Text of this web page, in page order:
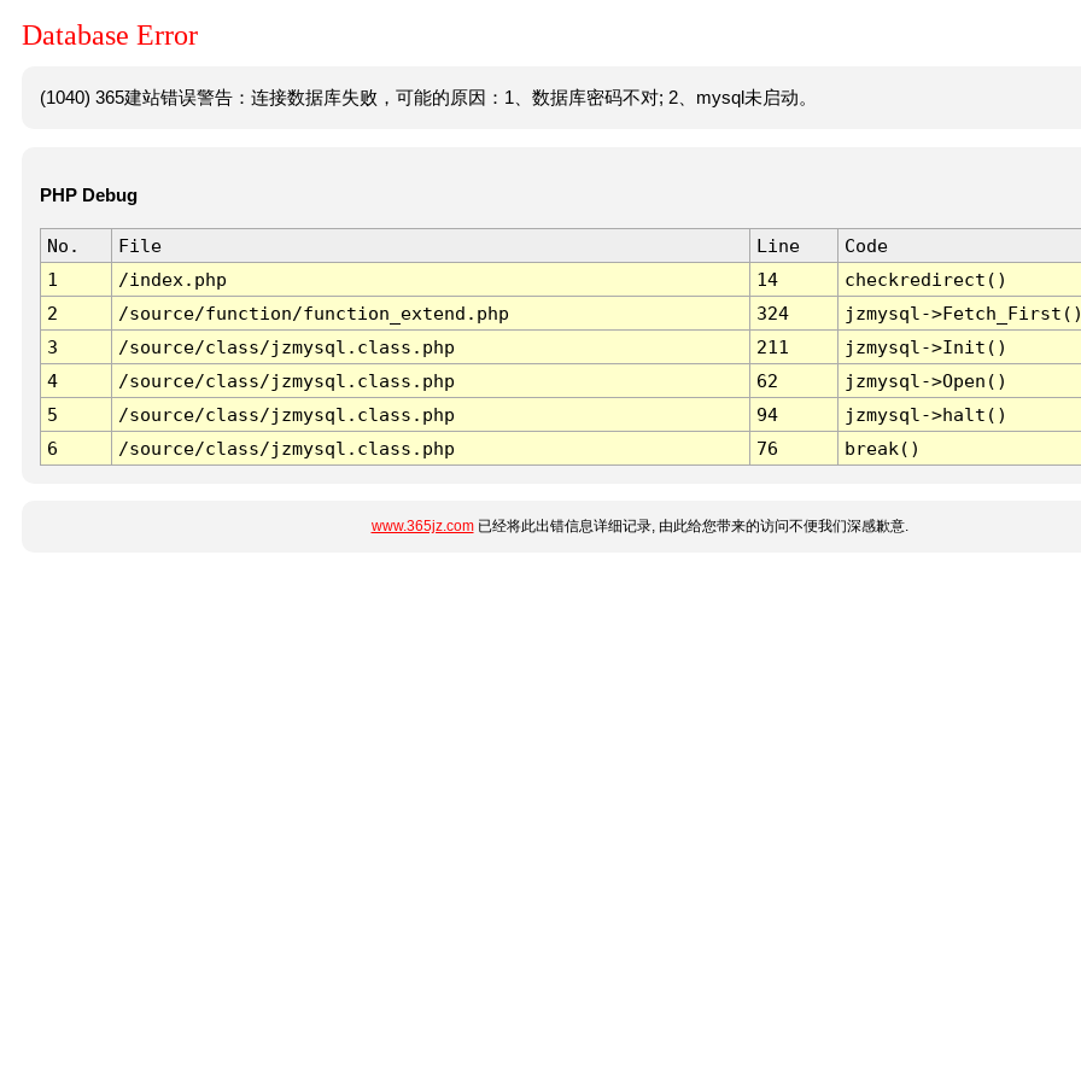
Database Error
(1040) 365建站错误警告：连接数据库失败，可能的原因：1、数据库密码不对; 2、mysql未启动。
PHP Debug
No. File Line
Code
1
/index.php 14
checkredirect()
2
/source/function/function_extend.php 324
jzmysql-
3
/source/class/jzmysql.class.php 211
jzmysql->Init()
4
/source/class/jzmysql.class.php 62
jzmysql->Open()
5
/source/class/jzmysql.class.php 94
jzmysql->halt()
6
/source/class/jzmysql.class.php 76 break()
www.365jz.com已经将此出错信息详细记录, 由此给您带来的访问不便我们深感歉意.